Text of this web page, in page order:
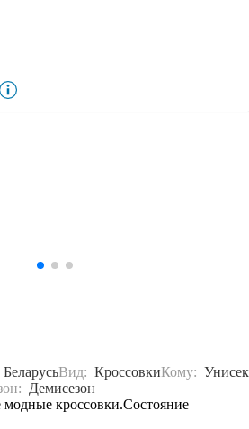
БеларусьВид: КроссовкиКому:
Демисезон
кроссовки.Состояние